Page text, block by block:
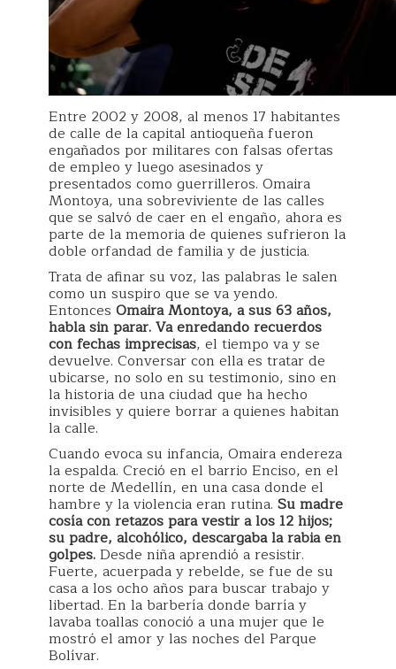
Entre 2002 y 2008, al menos 17 habitantes
de calle de la capital antioqueña fueron
engañados por militares con falsas ofertas
de empleo y luego asesinados y
presentados como guerrilleros. Omaira
Montoya, una sobreviviente de las calles
que se salvó de caer en el engaño, ahora es
parte de la memoria de quienes sufrieron la
doble orfandad de familia y de justicia.
Trata de afinar su voz, las palabras le salen
como un suspiro que se va yendo.
Entonces Omaira Montoya, a sus 63 años,
habla sin parar. Va enredando recuerdos
con fechas imprecisas, el tiempo va y se
devuelve. Conversar con ella es tratar de
ubicarse, no solo en su testimonio, sino en
la historia de una ciudad que ha hecho
invisibles y quiere borrar a quienes habitan
la calle.
Cuando evoca su infancia, Omaira endereza
la espalda. Creció en el barrio Enciso, en el
norte de Medellín, en una casa donde el
hambre y la violencia eran rutina. Su madre
cosía con retazos para vestir a los 12 hijos;
su padre, alcohólico, descargaba la rabia en
golpes.Desde niña aprendió a resistir.
Fuerte, acuerpada y rebelde, se fue de su
casa a los ocho años para buscar trabajo y
libertad. En la barbería donde barría y
lavaba toallas conoció a una mujer que le
mostró el amor y las noches del Parque
Bolívar.